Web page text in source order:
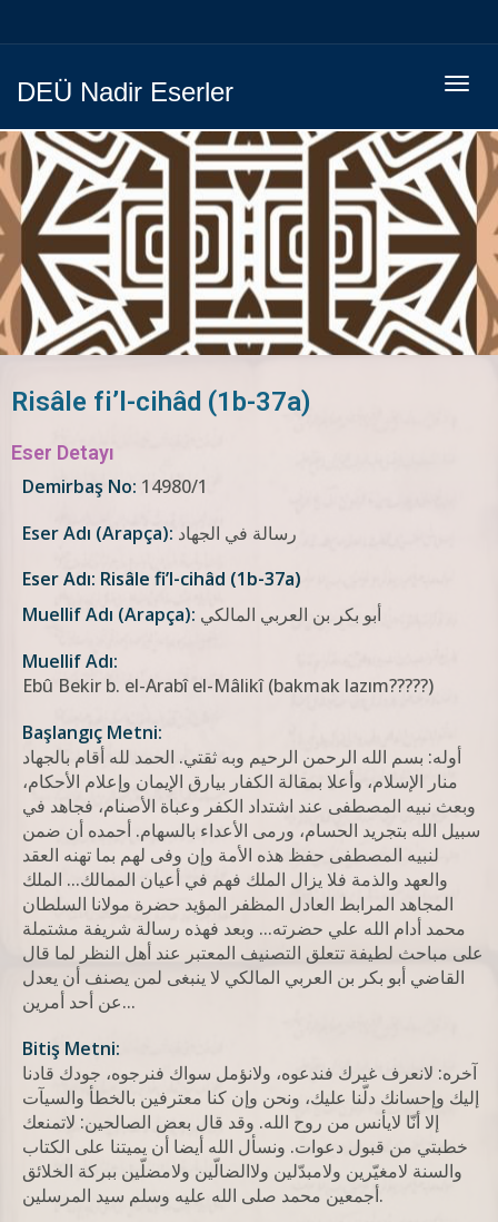
DEÜ Nadir Eserler
Risâle fi’l-cihâd (1b-37a)
Eser Detayı
Demirbaş No: 14980/1
Eser Adı (Arapça): رسالة في الجهاد
Eser Adı: Risâle fi’l-cihâd (1b-37a)
Muellif Adı (Arapça): أبو بکر بن العربي المالکي
Muellif Adı:
Ebû Bekir b. el-Arabî el-Mâlikî (bakmak lazım?????)
Başlangıç Metni:
أوله: بسم الله الرحمن الرحيم وبه ثقتي. الحمد لله أقام بالجهاد
منار الإسلام، وأعلا بمقالة الكفار بيارق الإيمان وإعلام الأحكام،
وبعث نبيه المصطفى عند اشتداد الكفر وعباة الأصنام، فجاهد في
سبيل الله بتجريد الحسام، ورمى الأعداء بالسهام. أحمده أن ضمن
لنبيه المصطفى حفظ هذه الأمة وإن وفى لهم بما تهنه العقد
والعهد والذمة فلا يزال الملك فهم في أعيان الممالك... الملك
المجاهد المرابط العادل المظفر المؤید حضرة مولانا السلطان
محمد أدام الله علي حضرته... وبعد فهذه رسالة شریفة مشتملة
علی مباحث لطیفة تتعلق التصنیف المعتبر عند أهل النظر لما قال
القاضي أبو بکر بن العربي المالکي لا ینبغی لمن یصنف أن یعدل
عن أحد أمرین...
Bitiş Metni:
آخره: لانعرف غيرك فندعوه، ولانؤمل سواك فنرجوه، جودك قادنا
إليك وإحسانك دلّنا عليك، ونحن وإن كنا معترفين بالخطأ والسيآت
إلا أنّا لايأنس من روح الله. وقد قال بعض الصالحين: لاتمنعك
خطبتي من قبول دعوات. ونسأل الله أيضا أن يميتنا على الكتاب
والسنة لامغيّرين ولامبدّلين ولاالضالّين ولامضلّين ببركة الخلائق
أجمعين محمد صلى الله عليه وسلم سيد المرسلين.